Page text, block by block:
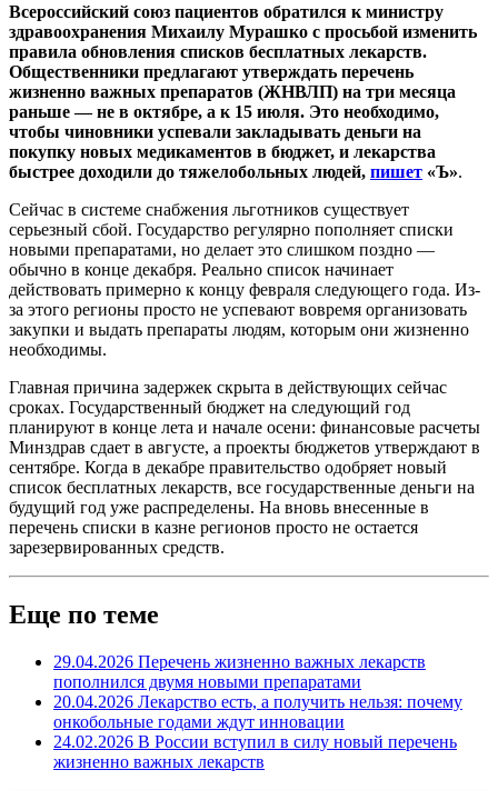
Всероссийский союз пациентов обратился к министру
здравоохранения Михаилу Мурашко с просьбой изменить
правила обновления списков бесплатных лекарств.
Общественники предлагают утверждать перечень
жизненно важных препаратов (ЖНВЛП) на три месяца
раньше — не в октябре, а к 15 июля. Это необходимо,
чтобы чиновники успевали закладывать деньги на
покупку новых медикаментов в бюджет, и лекарства
быстрее доходили до тяжелобольных людей, пишет «Ъ».
Сейчас в системе снабжения льготников существует
серьезный сбой. Государство регулярно пополняет списки
новыми препаратами, но делает это слишком поздно —
обычно в конце декабря. Реально список начинает
действовать примерно к концу февраля следующего года. Из-
за этого регионы просто не успевают вовремя организовать
закупки и выдать препараты людям, которым они жизненно
необходимы.
Главная причина задержек скрыта в действующих сейчас
сроках. Государственный бюджет на следующий год
планируют в конце лета и начале осени: финансовые расчеты
Минздрав сдает в августе, а проекты бюджетов утверждают в
сентябре. Когда в декабре правительство одобряет новый
список бесплатных лекарств, все государственные деньги на
будущий год уже распределены. На вновь внесенные в
перечень списки в казне регионов просто не остается
зарезервированных средств.
Еще по теме
29.04.2026 Перечень жизненно важных лекарств
пополнился двумя новыми препаратами
20.04.2026 Лекарство есть, а получить нельзя: почему
онкобольные годами ждут инновации
24.02.2026 В России вступил в силу новый перечень
жизненно важных лекарств